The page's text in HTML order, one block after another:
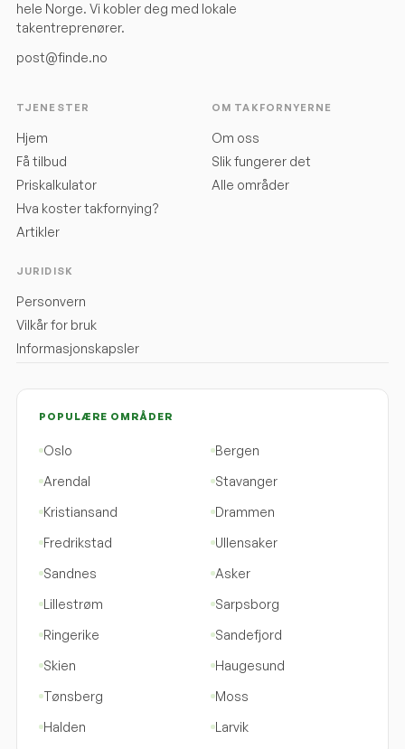
hele Norge. Vi kobler deg med lokale
takentreprenører.
post@finde.no
TJENESTER
Hjem
Få tilbud
Priskalkulator
Hva koster takfornying?
Artikler
OM TAKFORNYERNE
Om oss
Slik fungerer det
Alle områder
JURIDISK
Personvern
Vilkår for bruk
Informasjonskapsler
POPULÆRE OMRÅDER
Oslo
Bergen
Arendal
Stavanger
Kristiansand
Drammen
Fredrikstad
Ullensaker
Sandnes
Asker
Lillestrøm
Sarpsborg
Ringerike
Sandefjord
Skien
Haugesund
Tønsberg
Moss
Halden
Larvik